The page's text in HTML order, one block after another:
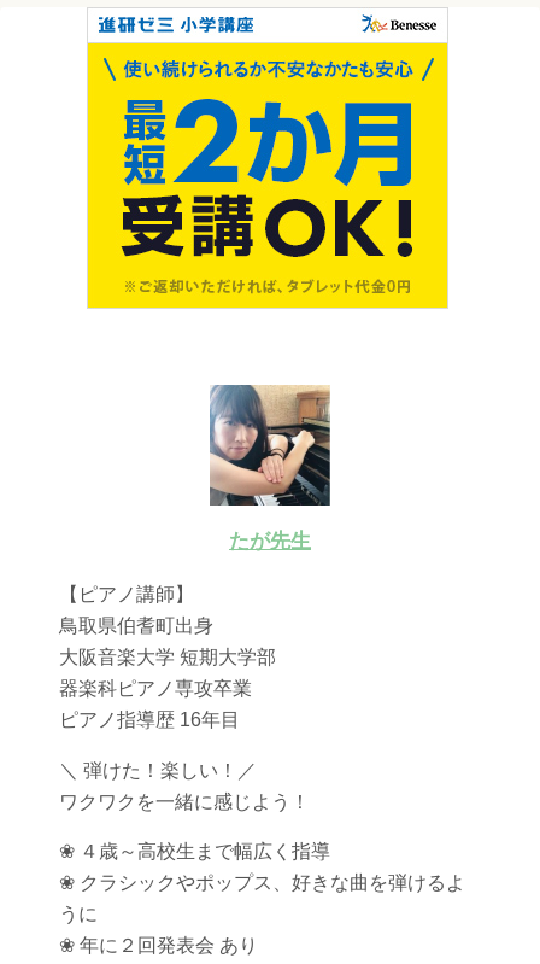
たが先生
【ピアノ講師】
鳥取県伯耆町出身
大阪音楽大学 短期大学部
器楽科ピアノ専攻卒業
ピアノ指導歴 16年目
＼ 弾けた！楽しい！／
ワクワクを一緒に感じよう！
❀ ４歳～高校生まで幅広く指導
❀ クラシックやポップス、好きな曲を弾けるよ
うに
❀ 年に２回発表会 あり